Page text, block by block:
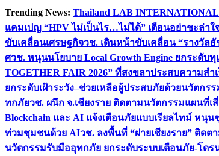
Skip
content
Trending News: Thailand LAB
แคมเปญ “HPV ไม่เป็นไร…ไม่ได้” เตือนอย่าชะล่าใ
ขับเคลื่อนเศรษฐกิจวช. เดินหน้าขับเคลื่อน “รางวัล
ศวช. หนุนนโยบาย Local Growth Engine ยกระดั
TOGETHER FAIR 2026” ที่สงขลาประสบความส
ยกระดับเฝ้าระวัง–ช่วยเหลือผู้ประสบภัยด้วยนวัตกรร
ทกภัยวช. ผนึก จ.เชียงราย ติดตามนวัตกรรมแผนที่
Blockchain และ AI แจ้งเตือนภัยแบบเรียลไทม์ ห
ท่วมชุมชนด้วย AIวช. ลงพื้นที่ “ฝายเชียงราย” ติด
นวัตกรรมรับมืออุทกภัย ยกระดับระบบเตือนภัย-โด